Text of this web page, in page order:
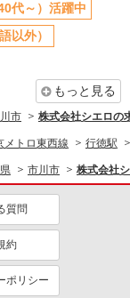
～）活躍中
代～）活躍中
以外）
もっと見る
市 株式会社シエロの
メトロ東西線 行徳駅
市川市 株式会社
質問
約
ポリシー